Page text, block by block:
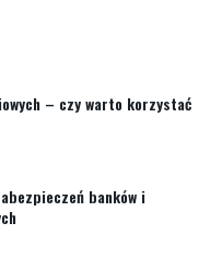
– czy warto korzystać
banków i